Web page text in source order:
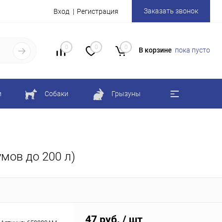
Вход Регистрация Заказать звонок
0 0 0 В корзине пока пусто
Собаки Грызуны
до 200 л)
47 руб. / шт